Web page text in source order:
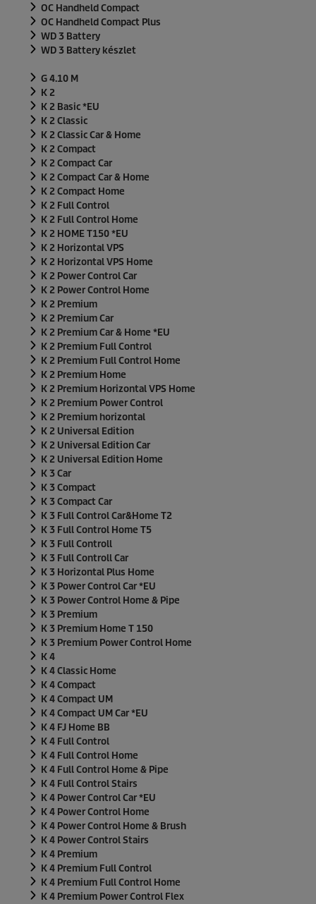
OC Handheld Compact
OC Handheld Compact Plus
WD 3 Battery
WD 3 Battery készlet
G 4.10 M
K 2
K 2 Basic *EU
K 2 Classic
K 2 Classic Car & Home
K 2 Compact
K 2 Compact Car
K 2 Compact Car & Home
K 2 Compact Home
K 2 Full Control
K 2 Full Control Home
K 2 HOME T150 *EU
K 2 Horizontal VPS
K 2 Horizontal VPS Home
K 2 Power Control Car
K 2 Power Control Home
K 2 Premium
K 2 Premium Car
K 2 Premium Car & Home *EU
K 2 Premium Full Control
K 2 Premium Full Control Home
K 2 Premium Home
K 2 Premium Horizontal VPS Home
K 2 Premium Power Control
K 2 Premium horizontal
K 2 Universal Edition
K 2 Universal Edition Car
K 2 Universal Edition Home
K 3 Car
K 3 Compact
K 3 Compact Car
K 3 Full Control Car&Home T2
K 3 Full Control Home T5
K 3 Full Controll
K 3 Full Controll Car
K 3 Horizontal Plus Home
K 3 Power Control Car *EU
K 3 Power Control Home & Pipe
K 3 Premium
K 3 Premium Home T 150
K 3 Premium Power Control Home
K 4
K 4 Classic Home
K 4 Compact
K 4 Compact UM
K 4 Compact UM Car *EU
K 4 FJ Home BB
K 4 Full Control
K 4 Full Control Home
K 4 Full Control Home & Pipe
K 4 Full Control Stairs
K 4 Power Control Car *EU
K 4 Power Control Home
K 4 Power Control Home & Brush
K 4 Power Control Stairs
K 4 Premium
K 4 Premium Full Control
K 4 Premium Full Control Home
K 4 Premium Power Control Flex